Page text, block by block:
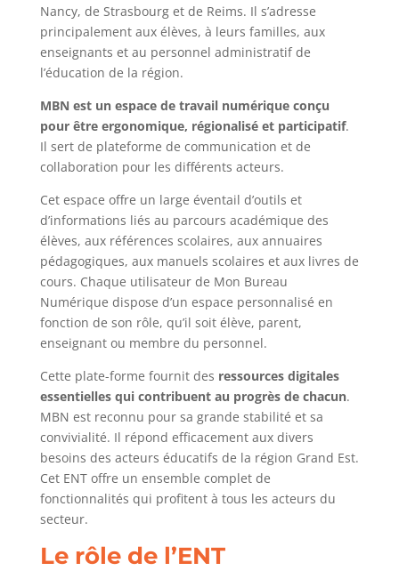
Nancy, de Strasbourg et de Reims. Il s’adresse
principalement aux élèves, à leurs familles, aux
enseignants et au personnel administratif de
l’éducation de la région.
MBN est un espace de travail numérique conçu
pour être ergonomique, régionalisé et participatif.
Il sert de plateforme de communication et de
collaboration pour les différents acteurs.
Cet espace offre un large éventail d’outils et
d’informations liés au parcours académique des
élèves, aux références scolaires, aux annuaires
pédagogiques, aux manuels scolaires et aux livres de
cours. Chaque utilisateur de Mon Bureau
Numérique dispose d’un espace personnalisé en
fonction de son rôle, qu’il soit élève, parent,
enseignant ou membre du personnel.
Cette plate-forme fournit des ressources digitales
essentielles qui contribuent au progrès de chacun.
MBN est reconnu pour sa grande stabilité et sa
convivialité. Il répond efficacement aux divers
besoins des acteurs éducatifs de la région Grand Est.
Cet ENT offre un ensemble complet de
fonctionnalités qui profitent à tous les acteurs du
secteur.
Le rôle de l’ENT